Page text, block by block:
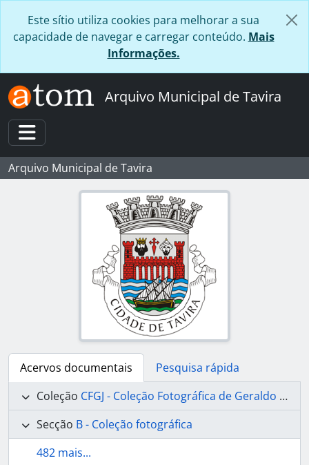
Este sítio utiliza cookies para melhorar a sua
capacidade de navegar e carregar conteúdo. Mais
Informações.
Arquivo Municipal de Tavira
Toggle navigation
Arquivo Municipal de Tavira
Acervos documentais
Pesquisa rápida
Coleção CFGJ - Coleção Fotográfica de Geraldo de Jesus
Secção B - Coleção fotográfica
482 mais...